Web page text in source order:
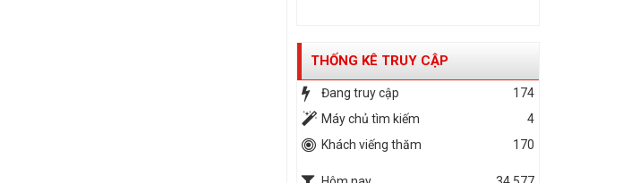
THỐNG KÊ TRUY CẬP
Đang truy cập
174
Máy chủ tìm kiếm
4
Khách viếng thăm
170